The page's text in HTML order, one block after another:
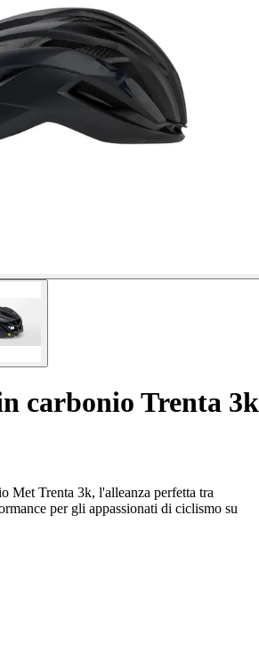
carbonio Trenta 3k
Met Trenta 3k, l'alleanza perfetta tra
per gli appassionati di ciclismo su